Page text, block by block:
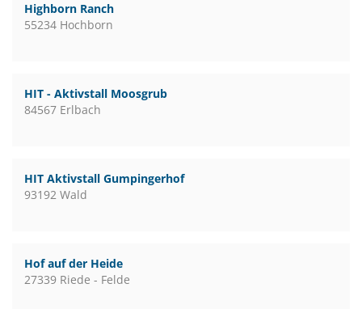
Highborn Ranch
55234 Hochborn
HIT - Aktivstall Moosgrub
84567 Erlbach
HIT Aktivstall Gumpingerhof
93192 Wald
Hof auf der Heide
27339 Riede - Felde